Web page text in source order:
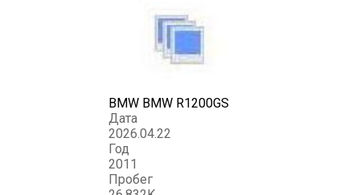
BMW BMW R1200GS
Дата
2026.04.22
Год
2011
Пробег